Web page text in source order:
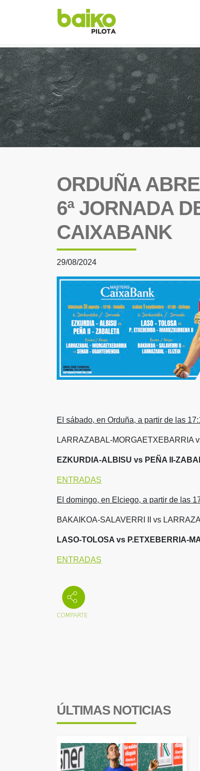
ORDUÑA
6ª JORNADA
CAIXABANK
29/08/2024
El sábado, en Orduña, a partir de las
LARRAZABAL-MORGAETXEBARRIA
EZKURDIA-ALBISU vs PEÑA II-
ENTRADAS
El domingo, en Elciego, a partir de las
BAKAIKOA-SALAVERRI II vs
LASO-TOLOSA vs P.ETXEBERRIA-
ENTRADAS
ÚLTIMAS NOTICIAS